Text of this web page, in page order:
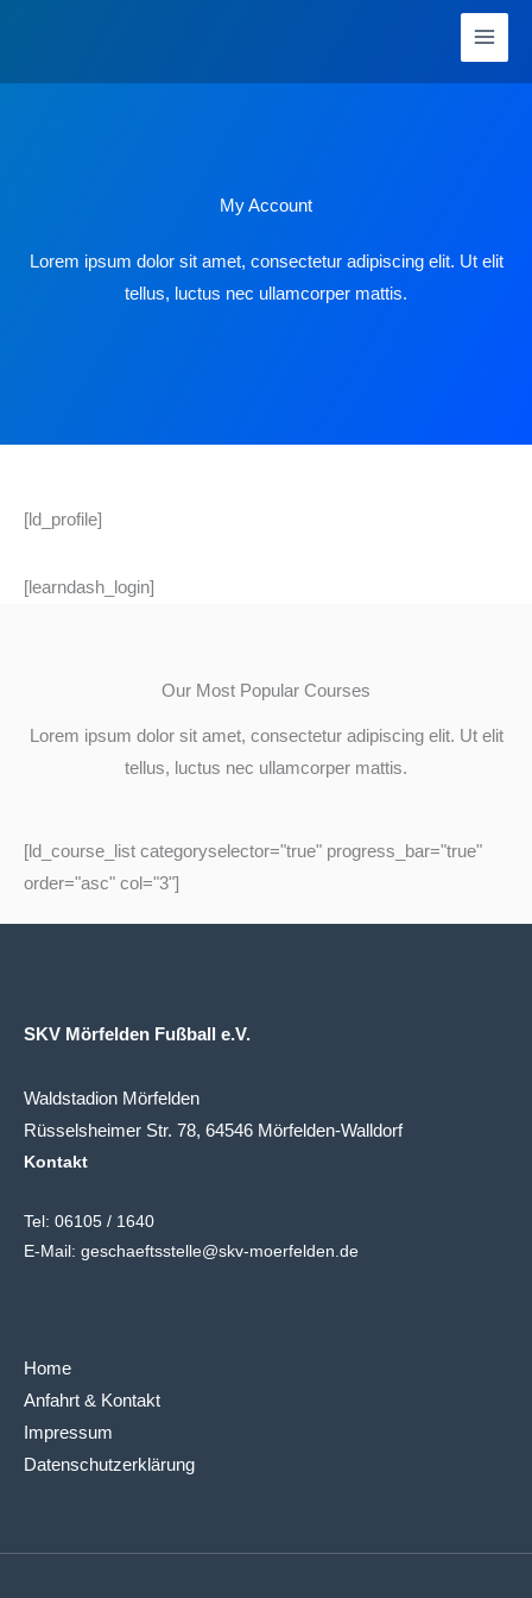
My Account
Lorem ipsum dolor sit amet, consectetur adipiscing elit. Ut elit
tellus, luctus nec ullamcorper mattis.
[ld_profile]
[learndash_login]
Our Most Popular Courses
Lorem ipsum dolor sit amet, consectetur adipiscing elit. Ut elit
tellus, luctus nec ullamcorper mattis.
[ld_course_list categoryselector="true" progress_bar="true"
order="asc" col="3"]
SKV Mörfelden Fußball e.V.
Waldstadion Mörfelden
Rüsselsheimer Str. 78, 64546 Mörfelden-Walldorf
Kontakt
Tel: 06105 / 1640
E-Mail: geschaeftsstelle@skv-moerfelden.de
Home
Anfahrt & Kontakt
Impressum
Datenschutzerklärung